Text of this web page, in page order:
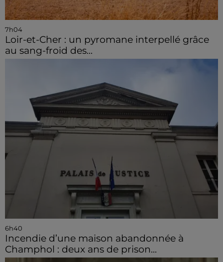
7h04
Loir-et-Cher : un pyromane interpellé grâce
au sang-froid des...
6h40
Incendie d’une maison abandonnée à
Champhol : deux ans de prison...